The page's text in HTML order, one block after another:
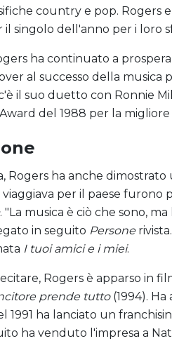
country e pop. Rogers
il singolo dell'anno per i loro
ha continuato a
al successo della musica
il suo duetto con Ronnie
del 1988 per la
Rogers ha anche
per il paese furono
. "La musica è ciò che sono,
in seguito Persone
I tuoi amici e i miei.
Rogers è apparso in
prende tutto(1994).
1991 ha lanciato un
ha venduto l'impresa a